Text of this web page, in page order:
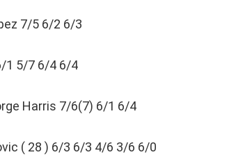
7/5 6/2 6/3
1 5/7 6/4 6/4
Harris 7/6(7) 6/1 6/4
( 28 ) 6/3 6/3 4/6 3/6 6/0